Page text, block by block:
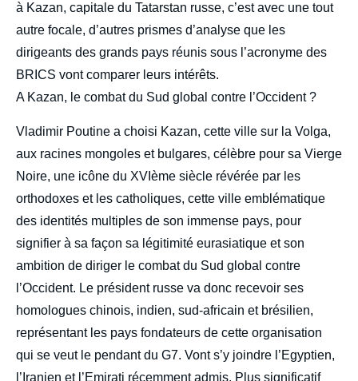
à Kazan, capitale du Tatarstan russe, c’est avec une tout
autre focale, d’autres prismes d’analyse que les
dirigeants des grands pays réunis sous l’acronyme des
BRICS vont comparer leurs intérêts.
A Kazan, le combat du Sud global contre l’Occident ?
Vladimir Poutine a choisi Kazan, cette ville sur la Volga,
aux racines mongoles et bulgares, célèbre pour sa Vierge
Noire, une icône du XVIème siècle révérée par les
orthodoxes et les catholiques, cette ville emblématique
des identités multiples de son immense pays, pour
signifier à sa façon sa légitimité eurasiatique et son
ambition de diriger le combat du Sud global contre
l’Occident. Le président russe va donc recevoir ses
homologues chinois, indien, sud-africain et brésilien,
représentant les pays fondateurs de cette organisation
qui se veut le pendant du G7. Vont s’y joindre l’Egyptien,
l’Iranien et l’Emirati récemment admis. Plus significatif